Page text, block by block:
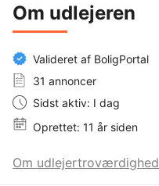
Om udlejeren
Valideret af BoligPortal
31 annoncer
Sidst aktiv: I dag
Oprettet: 11 år siden
Om udlejertroværdighed